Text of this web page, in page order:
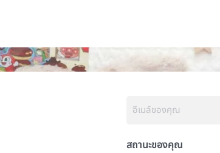
สถานะของคุณ